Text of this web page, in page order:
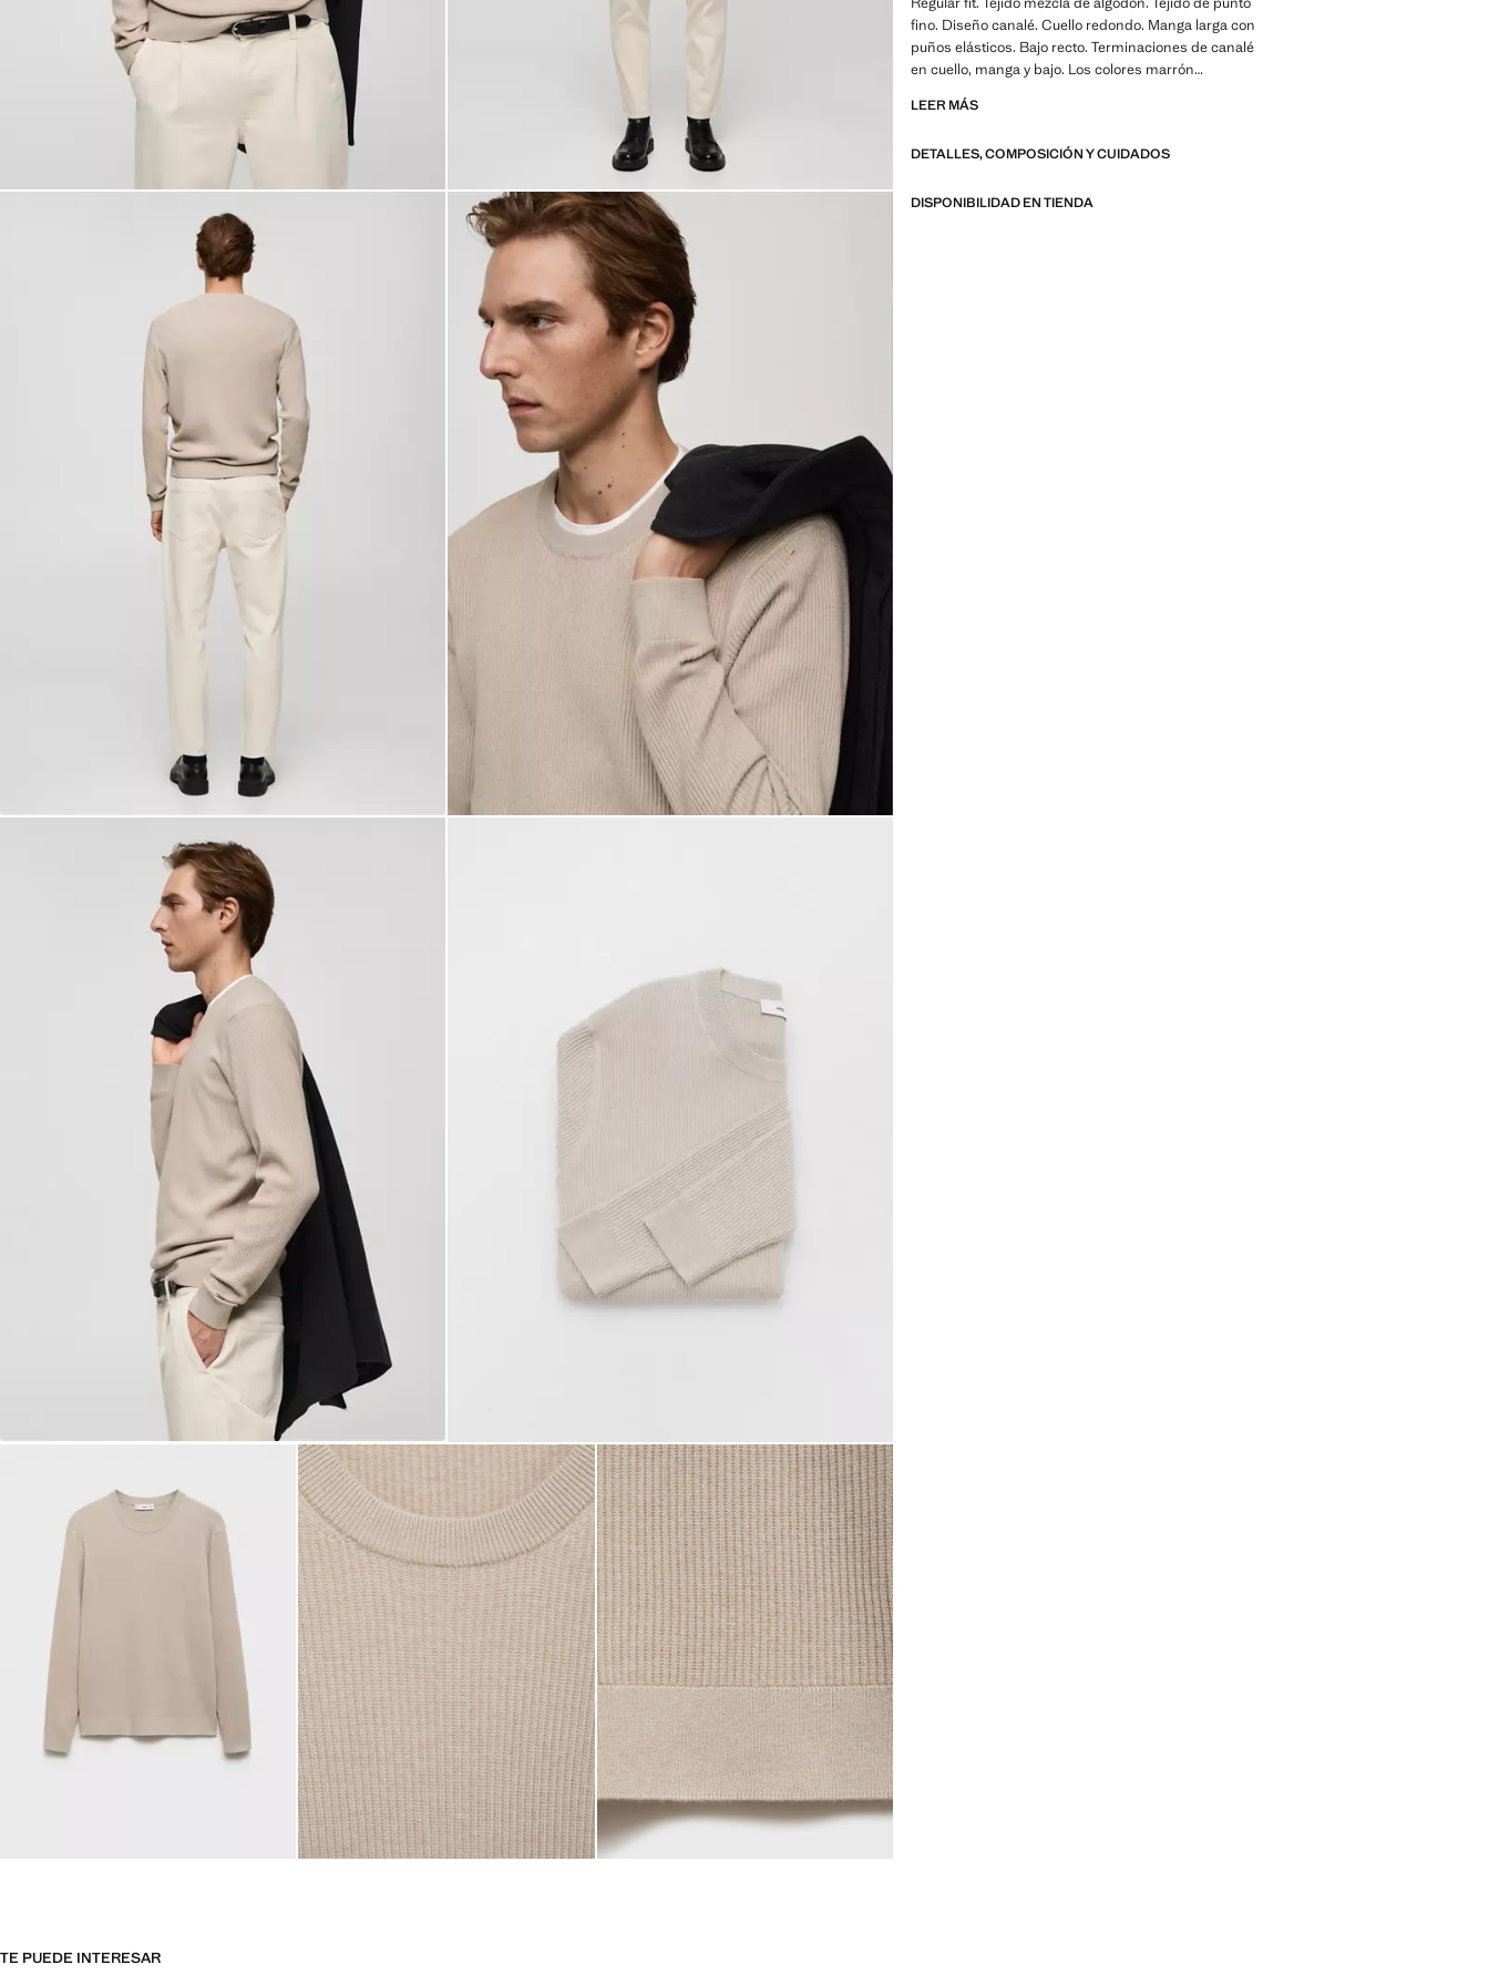
fino. Diseño canalé. Cuello redondo. Manga larga con
puños elásticos. Bajo recto. Terminaciones de canalé
en cuello, manga y bajo. Los colores marrón
de punto de canalé. Largo Standard. Largo manga
Estructura punto Punto fino. Producto en promoción
LEER MÁS
DETALLES, COMPOSICIÓN Y CUIDADOS
DISPONIBILIDAD EN TIENDA
TE PUEDE INTERESAR